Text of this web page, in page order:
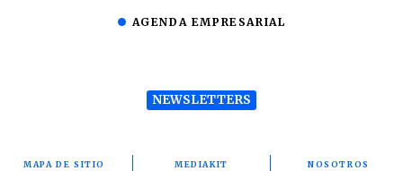
AGENDA EMPRESARIAL
NEWSLETTERS
MAPA DE SITIO MEDIAKIT NOSOTROS